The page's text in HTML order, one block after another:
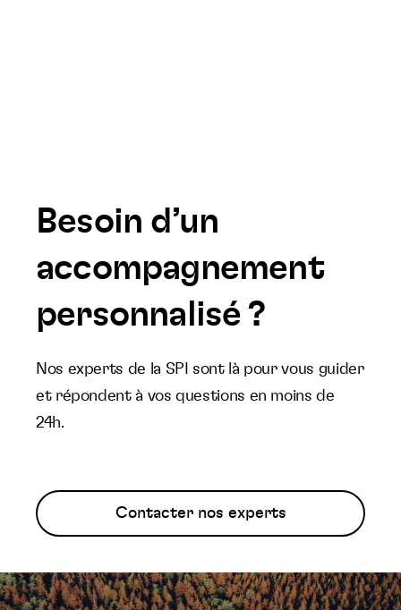
Besoin d’un
accompagnement
personnalisé ?
Nos experts de la SPI sont là pour vous guider
et répondent à vos questions en moins de
24h.
Contacter nos experts